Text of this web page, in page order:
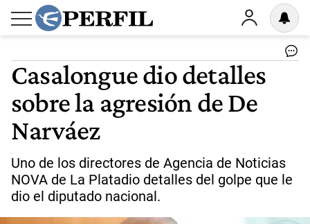
Casalongue dio detalles
sobre la agresión de De
Narváez
Uno de los directores de Agencia de Noticias
NOVA de La Platadio detalles del golpe que le
dio el diputado nacional.